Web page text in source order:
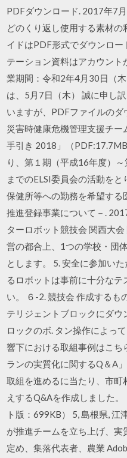
PDFダウンロード. 2017年7
どのくり返し使用する素材
イドはPDF形式でダウンロ
テーション資料はアカウン
業期間：令和2年4月30日（
は、5月7日（木） 誠に申し
いますが、PDFファイルのダ
災害時健康危機管理支援チ
手引き 2018」（
り、第１期（平成16年度）
までのELSI委員会の活動を
保健所等への勤務を希望す
推進登録事業について－.
ターロボット競技会 関西大
営の都合上、1つの学校・団
とします。 5. 安全に参加い
るロボットは事前に十分な
い。 ６-2. 競技会 作成するも
テリジェントブロックにダ
ロックのボ. タン操作によっ
響下における取組事例はこち
ランの実質化に関するQ＆A
取組を進めるに当たり、市
えするQ&Aを作成しました
ト版：699KB） 5, 島根県, 江
が推進チームを⽴ち上げ、
定め、集落代表者、農業